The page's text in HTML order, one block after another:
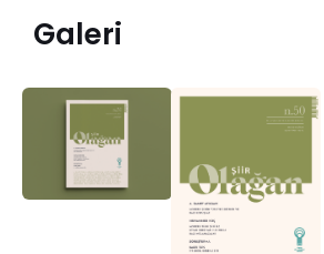
Galeri